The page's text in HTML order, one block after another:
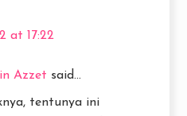
at 17:22
Azzet said...
tentunya ini